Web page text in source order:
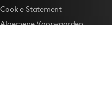
Cookie Statement
Algemene Voorwaarden